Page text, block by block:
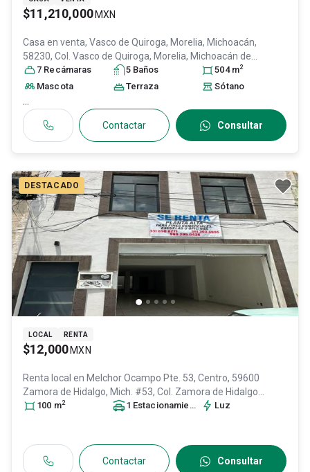
$11,210,000 MXN
Casa en venta, Vasco de Quiroga, Morelia, Michoacán,
58230, Col. Vasco de Quiroga, Morelia, Michoacán de
Ocampo, México , C.P. 58230, ID: 19495973
7 Recámaras 5 Baños 504 m2
Mascota Terraza Sótano
...
Contactar Consultar
DESTACADO
LOCAL RENTA
$12,000 MXN
Renta local en Melchor Ocampo Pte. 53, Centro, 59600
Zamora de Hidalgo, Mich. #53, Col. Zamora de Hidalgo
Centro,Zamora , Michoacán de Ocampo , México
100 m2 1 Estacionamiento Luz
Contactar Consultar